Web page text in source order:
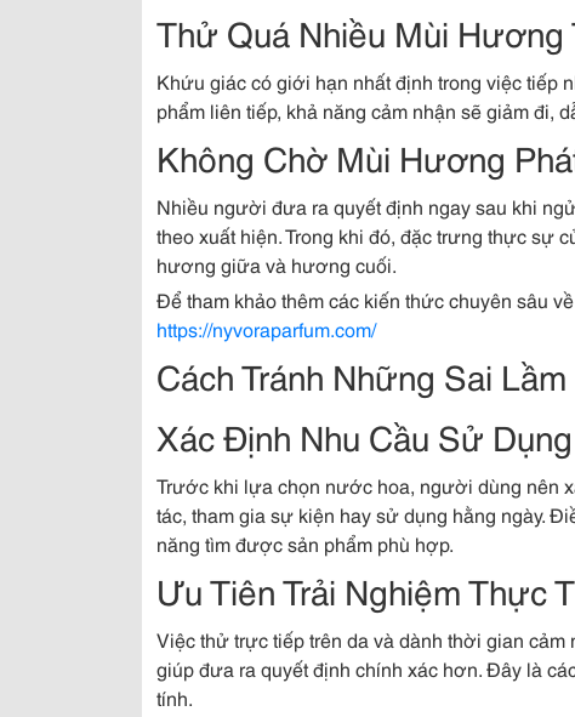
Thử Quá Nhiều Mùi Hương
Khứu giác có giới hạn nhất định trong việc tiếp
phẩm liên tiếp, khả năng cảm nhận sẽ giảm đi,
Không Chờ Mùi Hương
Nhiều người đưa ra quyết định ngay sau khi
theo xuất hiện. Trong khi đó, đặc trưng thực
hương giữa và hương cuối.
Để tham khảo thêm các kiến thức chuyên sâu
https://nyvoraparfum.com/
Cách Tránh Những Sai
Xác Định Nhu Cầu Sử
Trước khi lựa chọn nước hoa, người dùng nên
tác, tham gia sự kiện hay sử dụng hằng ngày.
năng tìm được sản phẩm phù hợp.
Ưu Tiên Trải Nghiệm Thực
Việc thử trực tiếp trên da và dành thời gian
giúp đưa ra quyết định chính xác hơn. Đây là
tính.